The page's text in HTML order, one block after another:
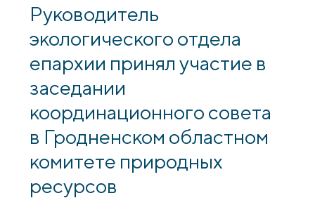
Руководитель
экологического отдела
епархии принял участие в
заседании
координационного совета
в Гродненском областном
комитете природных
ресурсов